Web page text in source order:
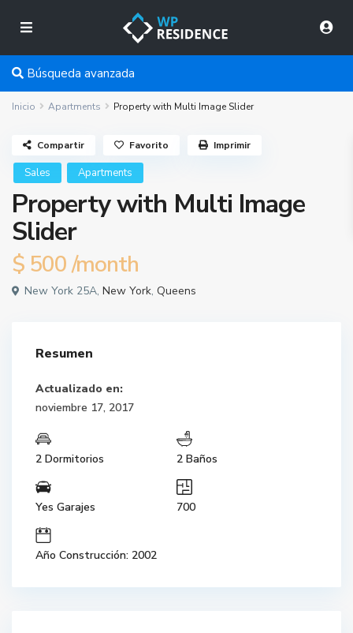
Búsqueda avanzada
Inicio Apartments Property with Multi Image Slider
Sales Apartments
Property with Multi Image
Slider
$ 500/month
New York 25A, New York, Queens
Compartir Favorito Imprimir
Resumen
Actualizado en:
noviembre 17, 2017
2 Dormitorios 2 Baños
Yes Garajes 700
Año Construcción: 2002